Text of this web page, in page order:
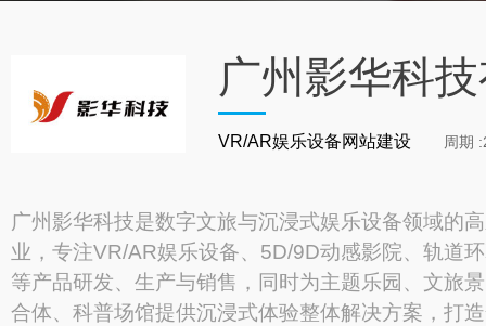
广州影华科
VR/AR娱乐设备网站建设 周期
广州影华科技是数字文旅与沉浸式娱乐设备领域的
业，专注VR/AR娱乐设备、5D/9D动感影院、轨道
等产品研发、生产与销售，同时为主题乐园、文旅
合体、科普场馆提供沉浸式体验整体解决方案，打